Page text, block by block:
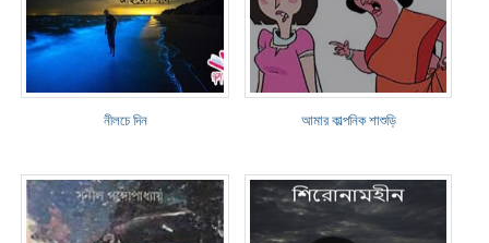
নীলচে দিন আমার কাল্পনিক শাশুড়ি